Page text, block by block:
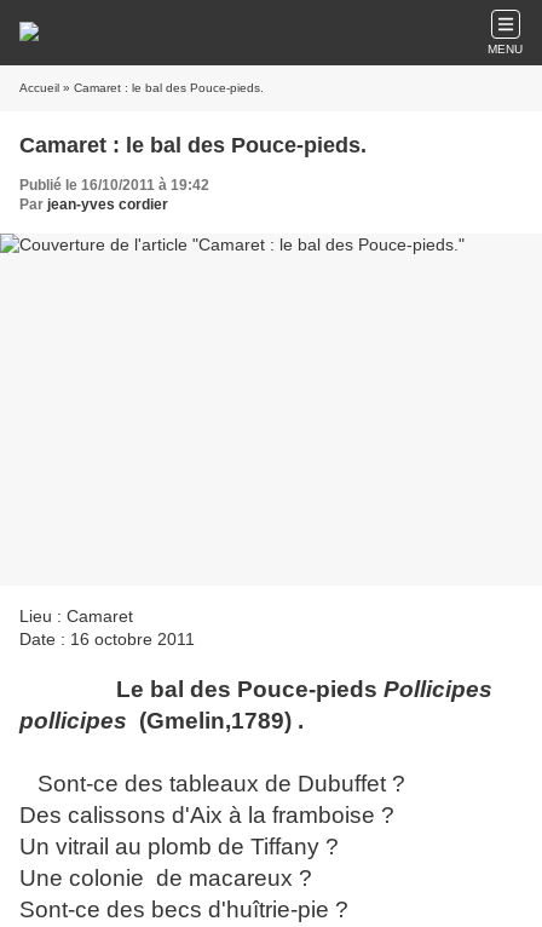
MENU
Accueil » Camaret : le bal des Pouce-pieds.
Camaret : le bal des Pouce-pieds.
Publié le 16/10/2011 à 19:42
Par jean-yves cordier
Lieu : Camaret
Date : 16 octobre 2011
Le bal des Pouce-pieds Pollicipes
pollicipes (Gmelin,1789) .
Sont-ce des tableaux de Dubuffet ?
Des calissons d'Aix à la framboise ?
Un vitrail au plomb de Tiffany ?
Une colonie de macareux ?
Sont-ce des becs d'huîtrie-pie ?